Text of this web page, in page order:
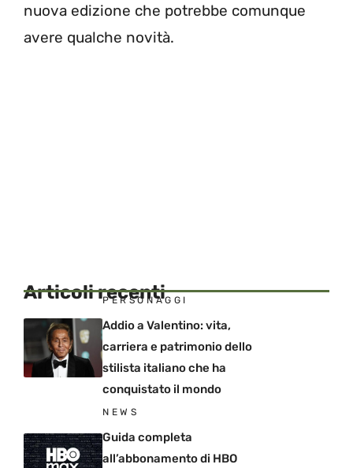
nuova edizione che potrebbe comunque
avere qualche novità.
Articoli recenti
PERSONAGGI
Addio a Valentino: vita,
carriera e patrimonio dello
stilista italiano che ha
conquistato il mondo
NEWS
Guida completa
all’abbonamento di HBO